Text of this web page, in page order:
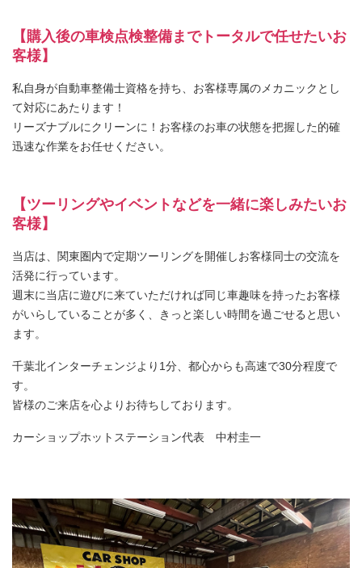
【購入後の車検点検整備までトータルで任せたいお
客様】
私自身が自動車整備士資格を持ち、お客様専属のメカニックとし
て対応にあたります！
リーズナブルにクリーンに！お客様のお車の状態を把握した的確
迅速な作業をお任せください。
【ツーリングやイベントなどを一緒に楽しみたいお
客様】
当店は、関東圏内で定期ツーリングを開催しお客様同士の交流を
活発に行っています。
週末に当店に遊びに来ていただければ同じ車趣味を持ったお客様
がいらしていることが多く、きっと楽しい時間を過ごせると思い
ます。
千葉北インターチェンジより1分、都心からも高速で30分程度で
す。
皆様のご来店を心よりお待ちしております。
カーショップホットステーション代表 中村圭一